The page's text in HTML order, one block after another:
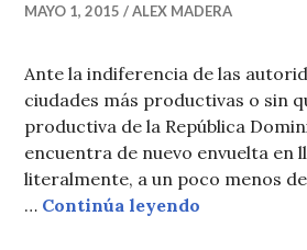
MAYO 1, 2015 ALEX MADERA
Ante la indiferencia de las
ciudades más productivas o sin
productiva de la República
encuentra de nuevo envuelta en
literalmente, a un poco menos
… Continúa leyendo